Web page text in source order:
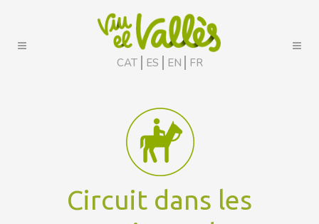
CAT ES EN FR
Circuit dans les